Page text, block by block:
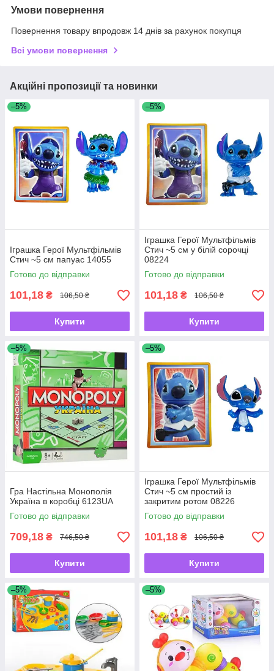
Умови повернення
Повернення товару впродовж 14 днів за рахунок покупця
Всі умови повернення
Акційні пропозиції та новинки
–5%
Іграшка Герої Мультфільмів
Стич ~5 см папуас 14055
Готово до відправки
101,18 ₴ 106,50 ₴
Купити
–5%
Іграшка Герої Мультфільмів
Стич ~5 см у білій сорочці
08224
Готово до відправки
101,18 ₴ 106,50 ₴
Купити
–5%
Гра Настільна Монополія
Україна в коробці 6123UA
Готово до відправки
709,18 ₴ 746,50 ₴
Купити
–5%
Іграшка Герої Мультфільмів
Стич ~5 см простий із
закритим ротом 08226
Готово до відправки
101,18 ₴ 106,50 ₴
Купити
–5% –5%